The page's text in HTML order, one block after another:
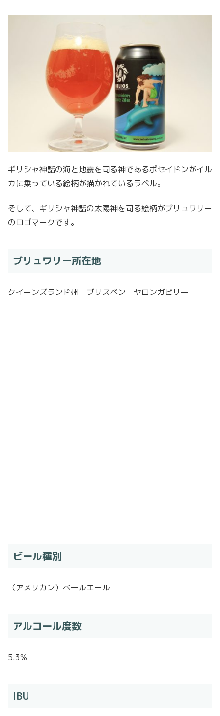
ギリシャ神話の海と地震を司る神であるポセイドンがイル
カに乗っている絵柄が描かれているラベル。
そして、ギリシャ神話の太陽神を司る絵柄がブリュワリー
のロゴマークです。
ブリュワリー所在地
クイーンズランド州 ブリスベン ヤロンガピリー
ビール種別
（アメリカン）ペールエール
アルコール度数
5.3%
IBU